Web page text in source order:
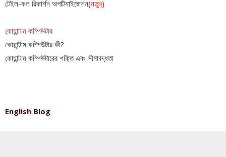
টেইল-কল রিকার্শন অপটিমাইজেশন(নতুন)
কোয়ান্টাম কম্পিউটার
কোয়ান্টাম কম্পিউটার কী?
কোয়ান্টাম কম্পিউটারের শক্তি এবং সীমাবদ্ধতা
English Blog